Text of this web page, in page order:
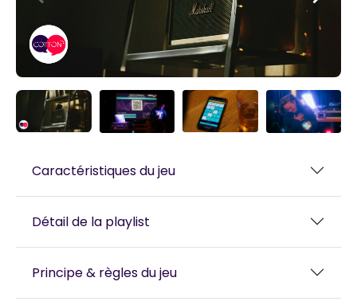
Caractéristiques du jeu
Détail de la playlist
Principe & règles du jeu